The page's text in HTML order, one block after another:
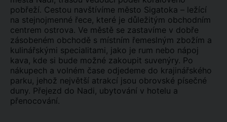
pobřeží. Cestou navštívíme město Sigatoka – ležící
na stejnojmenné řece, které je důležitým obchodním
centrem ostrova. Ve městě se zastavíme v dobře
zásobeném obchodě s místním řemeslným zbožím a
kulinářskými specialitami, jako je rum nebo nápoj
kava, kde si bude možné zakoupit suvenýry. Po
nákupech a volném čase odjedeme do krajinářského
parku, jehož největší atrakcí jsou obrovské písečné
duny. Přejezd do Nadi, ubytování v hotelu a
přenocování.